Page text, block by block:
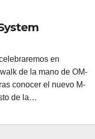
en
de la mano de OM-
conocer el nuevo M-
de la…